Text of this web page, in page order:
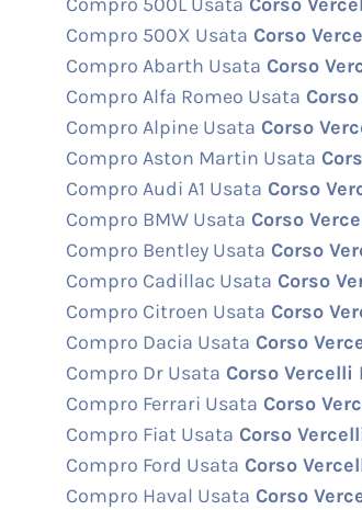
Compro 500X Usata Corso
Compro Abarth Usata Corso
Compro Alfa Romeo Usata
Compro Alpine Usata Corso
Compro Aston Martin Usata
Compro Audi A1 Usata Corso
Compro BMW Usata Corso
Compro Bentley Usata Corso
Compro Cadillac Usata Corso
Compro Citroen Usata Corso
Compro Dacia Usata Corso
Compro Dr Usata Corso Vercelli
Compro Ferrari Usata Corso
Compro Fiat Usata Corso
Compro Ford Usata Corso
Compro Haval Usata Corso